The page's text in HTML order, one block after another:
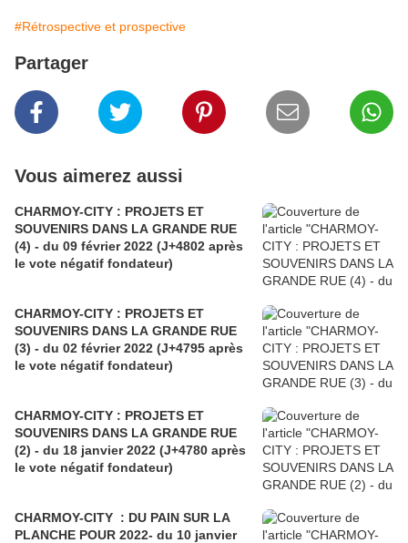
#Rétrospective et prospective
Partager
Vous aimerez aussi
CHARMOY-CITY : PROJETS ET
SOUVENIRS DANS LA GRANDE RUE
(4) - du 09 février 2022 (J+4802 après
le vote négatif fondateur)
CHARMOY-CITY : PROJETS ET
SOUVENIRS DANS LA GRANDE RUE
(3) - du 02 février 2022 (J+4795 après
le vote négatif fondateur)
CHARMOY-CITY : PROJETS ET
SOUVENIRS DANS LA GRANDE RUE
(2) - du 18 janvier 2022 (J+4780 après
le vote négatif fondateur)
CHARMOY-CITY : DU PAIN SUR LA
PLANCHE POUR 2022- du 10 janvier